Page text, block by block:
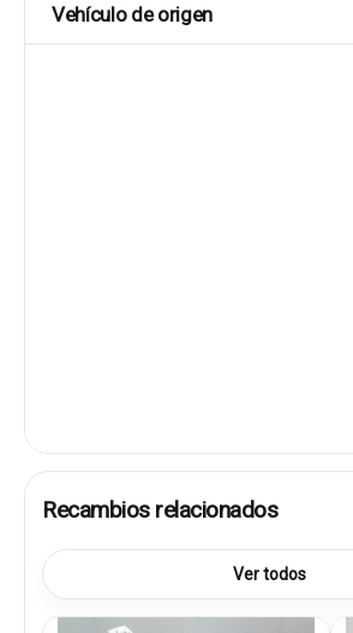
Vehículo de origen
Recambios relacionados
Ver todos